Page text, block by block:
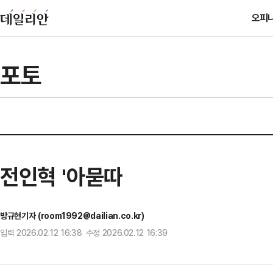
오피
포토
전인혁 '아묻따
방규현기자 (room1992@dailian.co.kr)
입력 2026.02.12 16:38 수정 2026.02.12 16:39